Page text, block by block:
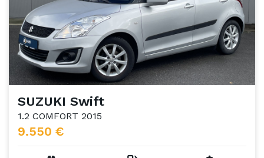
SUZUKI Swift
1.2 COMFORT 2015
9.550 €